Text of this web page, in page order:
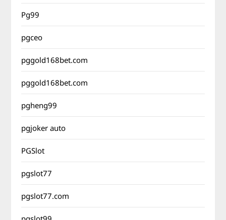
Pg99
pgceo
pggold168bet.com
pggold168bet.com
pgheng99
pgjoker auto
PGSlot
pgslot77
pgslot77.com